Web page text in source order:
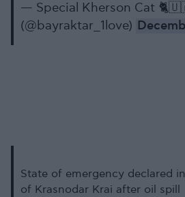
— Special Kherson Cat
(@bayraktar_1love)
State of emergency declared
of Krasnodar Krai after oil spill